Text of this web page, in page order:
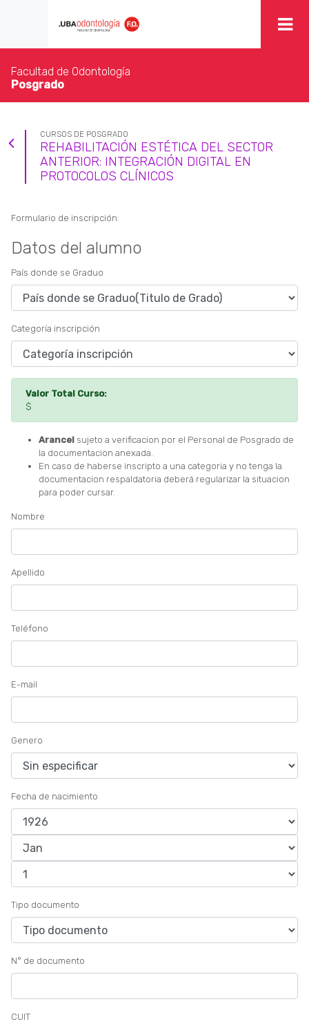
Facultad de Odontología
Posgrado
CURSOS DE POSGRADO
REHABILITACIÓN ESTÉTICA DEL SECTOR
ANTERIOR: INTEGRACIÓN DIGITAL EN
PROTOCOLOS CLÍNICOS
Formulario de inscripción:
Datos del alumno
País donde se Graduo
Categoría inscripción
Valor Total Curso:
$
Arancel sujeto a verificacion por el Personal de Posgrado de
la documentacion anexada.
En caso de haberse inscripto a una categoria y no tenga la
documentacion respaldatoria deberá regularizar la situacion
para poder cursar.
Nombre
Apellido
Teléfono
E-mail
Genero
Fecha de nacimiento
Tipo documento
N° de documento
CUIT